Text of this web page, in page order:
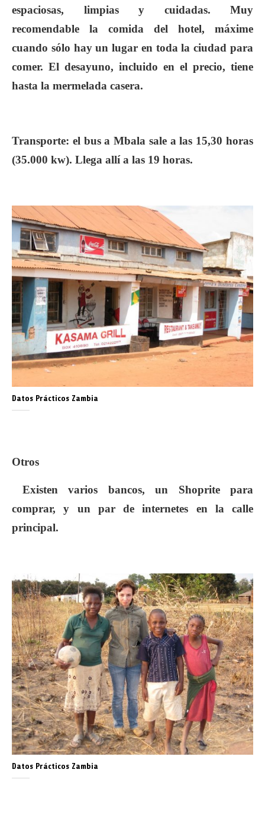
espaciosas, limpias y cuidadas. Muy
recomendable la comida del hotel, máxime
cuando sólo hay un lugar en toda la ciudad para
comer. El desayuno, incluido en el precio, tiene
hasta la mermelada casera.
Transporte: el bus a Mbala sale a las 15,30 horas
(35.000 kw). Llega allí a las 19 horas.
Datos Prácticos Zambia
Otros
Existen varios bancos, un Shoprite para
comprar, y un par de internetes en la calle
principal.
Datos Prácticos Zambia